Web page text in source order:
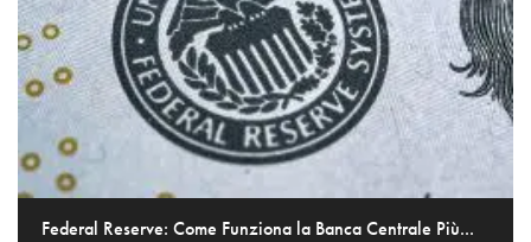
Federal Reserve: Come Funziona la Banca Centrale Più...